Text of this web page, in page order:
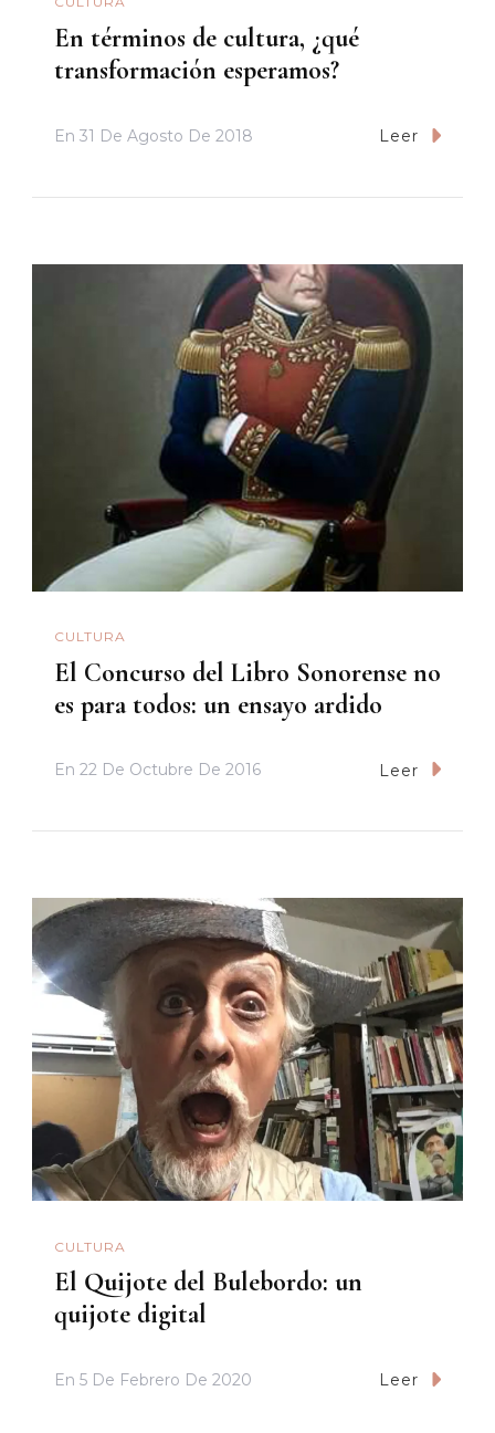
En términos de cultura, ¿qué
transformación esperamos?
En 31 De Agosto De 2018 Leer
CULTURA
El Concurso del Libro Sonorense no
es para todos: un ensayo ardido
En 22 De Octubre De 2016 Leer
CULTURA
El Quijote del Bulebordo: un
quijote digital
En 5 De Febrero De 2020 Leer